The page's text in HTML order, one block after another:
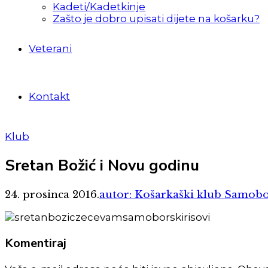
Kadeti/Kadetkinje
Zašto je dobro upisati dijete na košarku?
Veterani
Kontakt
Klub
Sretan Božić i Novu godinu
24. prosinca 2016.autor: Košarkaški klub
Komentiraj